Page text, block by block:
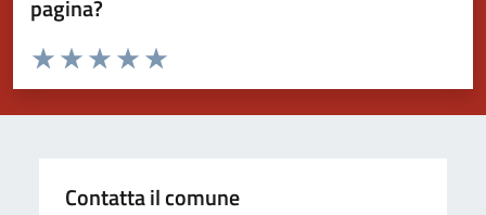
pagina?
Valuta da 1 a 5 stelle la pagina
Valuta 5 stelle su 5
Valuta 4 stelle su 5
Valuta 3 stelle su 5
Valuta 2 stelle su 5
Valuta 1 stelle su 5
Contatta il comune